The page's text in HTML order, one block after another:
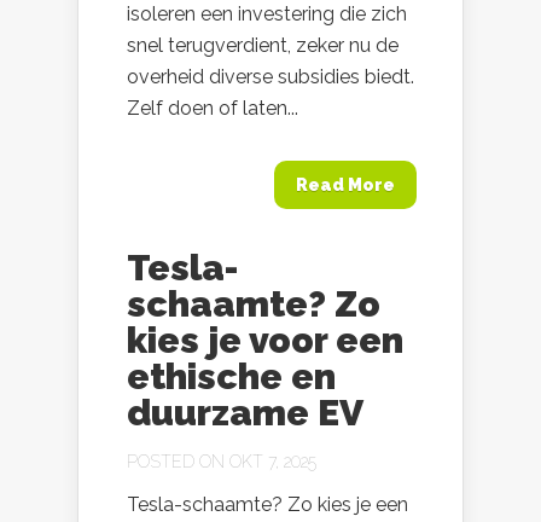
isoleren een investering die zich
snel terugverdient, zeker nu de
overheid diverse subsidies biedt.
Zelf doen of laten...
Read More
Tesla-
schaamte? Zo
kies je voor een
ethische en
duurzame EV
POSTED ON OKT 7, 2025
Tesla-schaamte? Zo kies je een